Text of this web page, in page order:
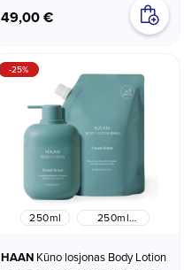
49,00 €
250ml
250ml
HAAN
-25%